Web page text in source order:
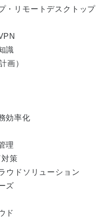
・リモートデスクトップ
識
画）
効率化
理
策
ウドソリューション
ズ
ド